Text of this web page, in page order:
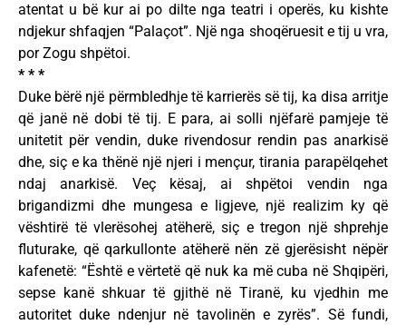
atentat u bë kur ai po dilte nga teatri i operës, ku kishte
ndjekur shfaqjen “Palaçot”. Një nga shoqëruesit e tij u vra,
por Zogu shpëtoi.
* * *
Duke bërë një përmbledhje të karrierës së tij, ka disa arritje
që janë në dobi të tij. E para, ai solli njëfarë pamjeje të
unitetit për vendin, duke rivendosur rendin pas anarkisë
dhe, siç e ka thënë një njeri i mençur, tirania parapëlqehet
ndaj anarkisë. Veç kësaj, ai shpëtoi vendin nga
brigandizmi dhe mungesa e ligjeve, një realizim ky që
vështirë të vlerësohej atëherë, siç e tregon një shprehje
fluturake, që qarkullonte atëherë nën zë gjerësisht nëpër
kafenetë: “Është e vërtetë që nuk ka më cuba në Shqipëri,
sepse kanë shkuar të gjithë në Tiranë, ku vjedhin me
autoritet duke ndenjur në tavolinën e zyrës”. Së fundi,